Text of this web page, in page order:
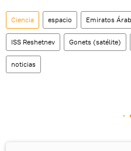
Ciencia espacio Emiratos
ISS Reshetnev Gonets (satélite)
noticias